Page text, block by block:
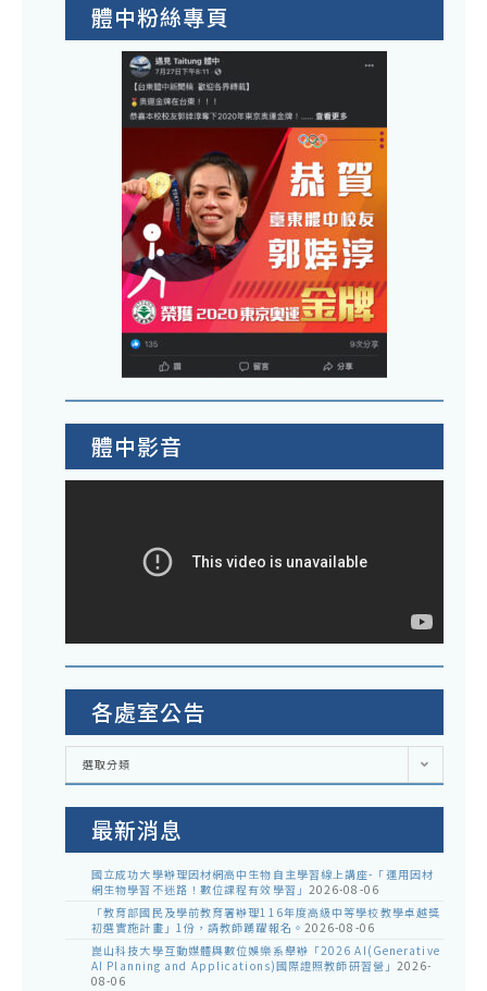
體中粉絲專頁
體中影音
各處室公告
各
室
選取分類
最新消息
國立成功大學辦理因材網高中生物自主學習線上講座-「運用因材
網生物學習不迷路！數位課程有效學習」 2026-08-06
「教育部國民及學前教育署辦理116年度高級中等學校教學卓越獎
初選實施計畫」1份，請教師踴躍報名。 2026-08-06
崑山科技大學互動媒體與數位娛樂系舉辦「2026 AI(Generative
AI Planning and Applications)國際證照教師研習營」 2026-
08-06